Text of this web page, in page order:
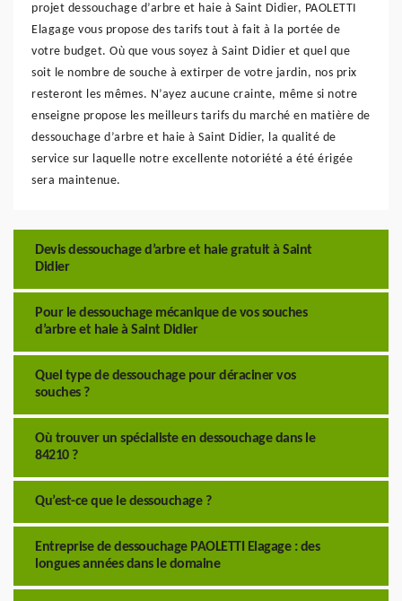
projet dessouchage d’arbre et haie à Saint Didier, PAOLETTI
Elagage vous propose des tarifs tout à fait à la portée de
votre budget. Où que vous soyez à Saint Didier et quel que
soit le nombre de souche à extirper de votre jardin, nos prix
resteront les mêmes. N’ayez aucune crainte, même si notre
enseigne propose les meilleurs tarifs du marché en matière de
dessouchage d’arbre et haie à Saint Didier, la qualité de
service sur laquelle notre excellente notoriété a été érigée
sera maintenue.
Devis dessouchage d’arbre et haie gratuit à Saint
Didier
Pour le dessouchage mécanique de vos souches
d’arbre et haie à Saint Didier
Quel type de dessouchage pour déraciner vos
souches ?
Où trouver un spécialiste en dessouchage dans le
84210 ?
Qu’est-ce que le dessouchage ?
Entreprise de dessouchage PAOLETTI Elagage : des
longues années dans le domaine